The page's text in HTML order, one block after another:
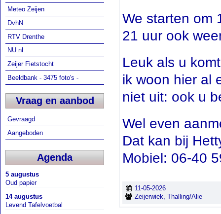
Meteo Zeijen
DvhN
RTV Drenthe
NU.nl
Zeijer Fietstocht
Beeldbank - 3475 foto's -
Vraag en aanbod
Gevraagd
Aangeboden
Agenda
5 augustus
Oud papier
14 augustus
Levend Tafelvoetbal
We starten om
21 uur ook
Leuk als u
ik woon hier al
niet uit: ook u
Wel even
Dat kan bij
Mobiel: 06-40
11-05-2026
Zeijerwiek, Thalling/Alie